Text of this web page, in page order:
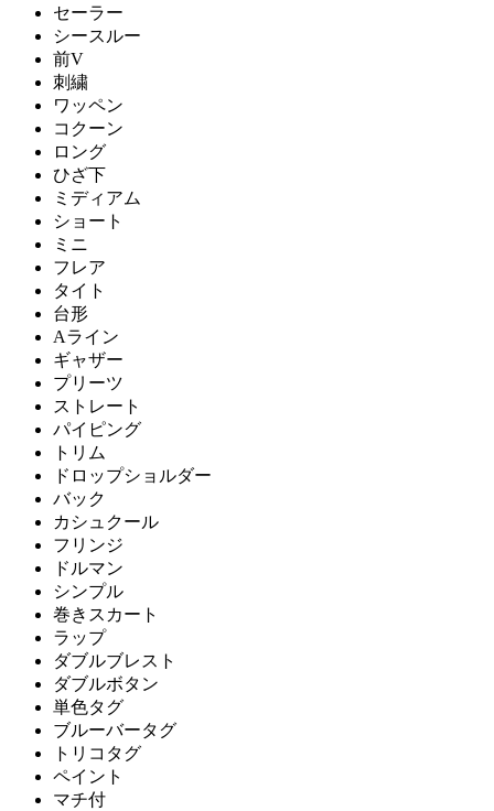
セーラー
シースルー
前V
刺繍
ワッペン
コクーン
ロング
ひざ下
ミディアム
ショート
ミニ
フレア
タイト
台形
Aライン
ギャザー
プリーツ
ストレート
パイピング
トリム
ドロップショルダー
バック
カシュクール
フリンジ
ドルマン
シンプル
巻きスカート
ラップ
ダブルブレスト
ダブルボタン
単色タグ
ブルーバータグ
トリコタグ
ペイント
マチ付